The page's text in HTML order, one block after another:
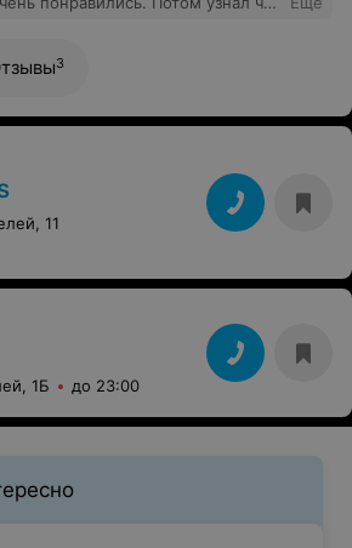
Теперь хожу постоянно.
3
11
1Б до 23:00